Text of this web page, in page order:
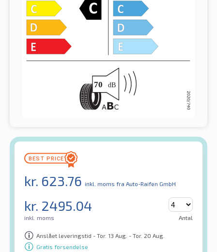
kr. 623.76 inkl. moms fra Auto-Raifen GmbH
kr. 2495.04
inkl. moms Antal
Anslået leveringstid - Tor. 13 Aug. - Tor. 20 Aug.
Gratis forsendelse